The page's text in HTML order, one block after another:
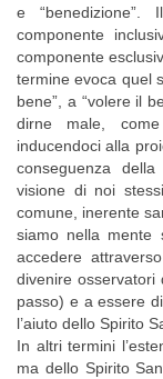
e “benedizione”.
componente
componente
termine evoca quel
bene”, a “volere il
dirne male,
inducendoci alla
conseguenza della
visione di noi
comune, inerente
siamo nella mente
accedere
divenire osservatori
passo) e a essere
l’aiuto dello Spirito
In altri termini
ma dello Spirito